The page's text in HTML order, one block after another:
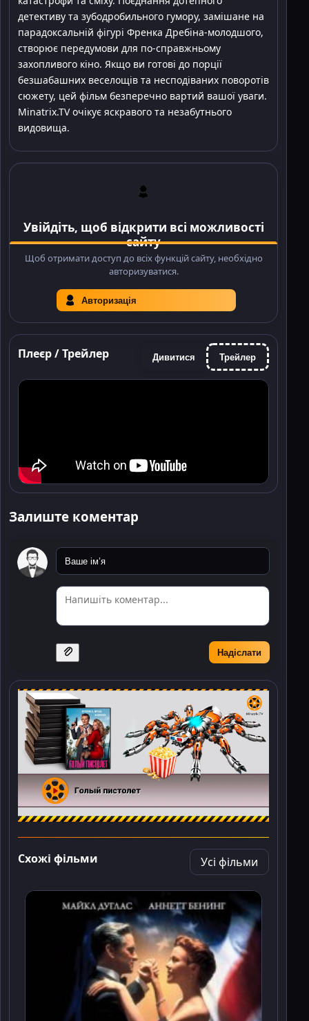
детективу та зубодробильного гумору, замішане на
парадоксальній фігурі Френка Дребіна-молодшого,
створює передумови для по-справжньому
захопливого кіно. Якщо ви готові до порції
безшабашних веселощів та несподіваних поворотів
сюжету, цей фільм безперечно вартий вашої уваги.
Minatrix.TV очікує яскравого та незабутнього
видовища.
Увійдіть, щоб відкрити всі можливості
сайту
Щоб отримати доступ до всіх функцій сайту, необхідно
авторизуватися.
Авторизація
Плеєр / Трейлер Дивитися Трейлер
Залиште коментар
Надіслати
Схожі фільми Усі фільми